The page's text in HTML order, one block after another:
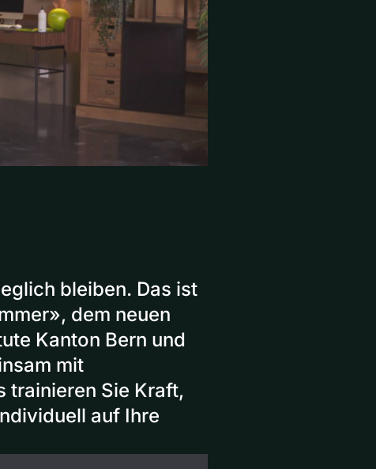
bleiben. Das ist
dem neuen
Kanton Bern und
mit
trainieren Sie Kraft,
auf Ihre